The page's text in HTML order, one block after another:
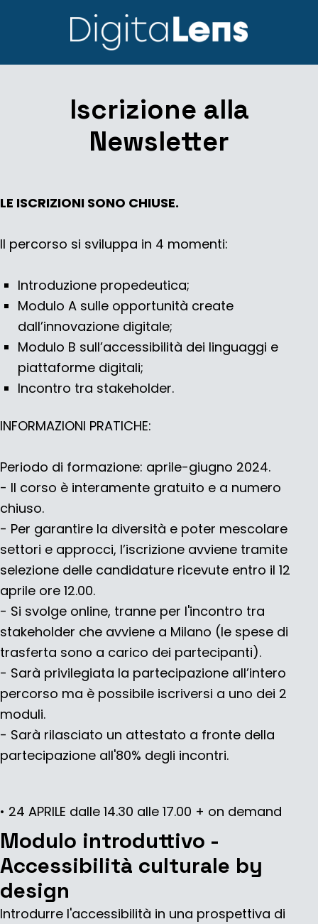
Iscrizione alla
Newsletter
LE ISCRIZIONI SONO CHIUSE.
Il percorso si sviluppa in 4 momenti:
Introduzione propedeutica;
Modulo A sulle opportunità create
dall’innovazione digitale;
Modulo B sull’accessibilità dei linguaggi e
piattaforme digitali;
Incontro tra stakeholder.
INFORMAZIONI PRATICHE:
Periodo di formazione: aprile-giugno 2024.
- Il corso è interamente gratuito e a numero
chiuso.
- Per garantire la diversità e poter mescolare
settori e approcci, l’iscrizione avviene tramite
selezione delle candidature ricevute entro il 12
aprile ore 12.00.
- Si svolge online, tranne per l'incontro tra
stakeholder che avviene a Milano (le spese di
trasferta sono a carico dei partecipanti).
- Sarà privilegiata la partecipazione all’intero
percorso ma è possibile iscriversi a uno dei 2
moduli.
- Sarà rilasciato un attestato a fronte della
partecipazione all'80% degli incontri.
• 24 APRILE dalle 14.30 alle 17.00 + on demand
Modulo introduttivo -
Accessibilità culturale by
design
Introdurre l'accessibilità in una prospettiva di